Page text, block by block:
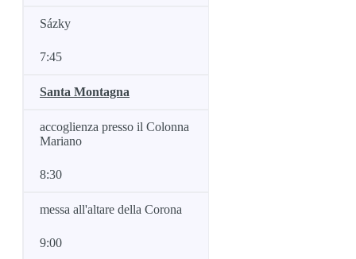
Sázky
7:45
Santa Montagna
accoglienza presso il Colonna
Mariano
8:30
messa all'altare della Corona
9:00